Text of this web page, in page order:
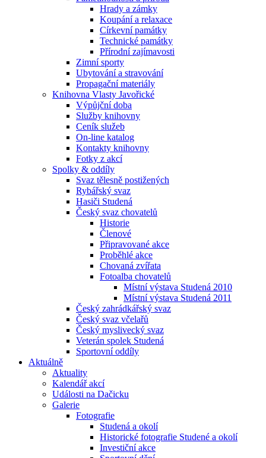
Hrady a zámky
Koupání a relaxace
Církevní památky
Technické památky
Přírodní zajímavosti
Zimní sporty
Ubytování a stravování
Propagační materiály
Knihovna Vlasty Javořické
Výpůjční doba
Služby knihovny
Ceník služeb
On-line katalog
Kontakty knihovny
Fotky z akcí
Spolky & oddíly
Svaz tělesně postižených
Rybářský svaz
Hasiči Studená
Český svaz chovatelů
Historie
Členové
Připravované akce
Proběhlé akce
Chovaná zvířata
Fotoalba chovatelů
Místní výstava Studená 2010
Místní výstava Studená 2011
Český zahrádkářský svaz
Český svaz včelařů
Český myslivecký svaz
Veterán spolek Studená
Sportovní oddíly
Aktuálně
Aktuality
Kalendář akcí
Události na Dačicku
Galerie
Fotografie
Studená a okolí
Historické fotografie Studené a okolí
Investiční akce